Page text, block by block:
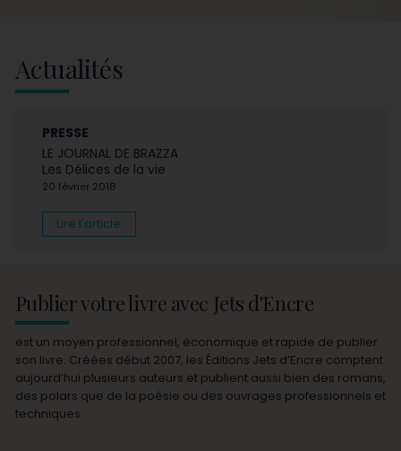
Actualités
PRESSE
LE JOURNAL DE BRAZZA
Les Délices de la vie
20 février 2018
Lire l'article
Publier votre livre avec Jets d'Encre
est un moyen professionnel, économique et rapide de publier
son livre. Créées début 2007, les Éditions Jets d’Encre comptent
aujourd’hui plusieurs auteurs et publient aussi bien des romans,
des polars que de la poésie ou des ouvrages professionnels et
techniques.